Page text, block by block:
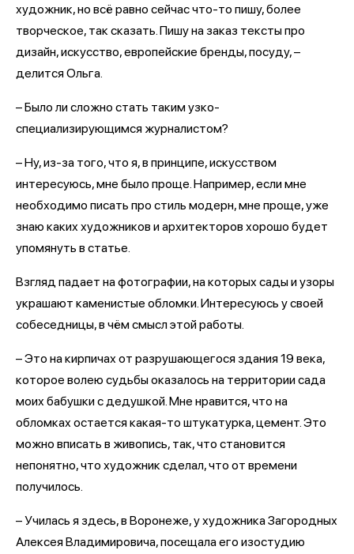
художник, но всё равно сейчас что-то пишу, более
творческое, так сказать. Пишу на заказ тексты про
дизайн, искусство, европейские бренды, посуду, –
делится Ольга.
– Было ли сложно стать таким узко-
специализирующимся журналистом?
– Ну, из-за того, что я, в принципе, искусством
интересуюсь, мне было проще. Например, если мне
необходимо писать про стиль модерн, мне проще, уже
знаю каких художников и архитекторов хорошо будет
упомянуть в статье.
Взгляд падает на фотографии, на которых сады и узоры
украшают каменистые обломки. Интересуюсь у своей
собеседницы, в чём смысл этой работы.
– Это на кирпичах от разрушающегося здания 19 века,
которое волею судьбы оказалось на территории сада
моих бабушки с дедушкой. Мне нравится, что на
обломках остается какая-то штукатурка, цемент. Это
можно вписать в живопись, так, что становится
непонятно, что художник сделал, что от времени
получилось.
– Училась я здесь, в Воронеже, у художника Загородных
Алексея Владимировича, посещала его изостудию